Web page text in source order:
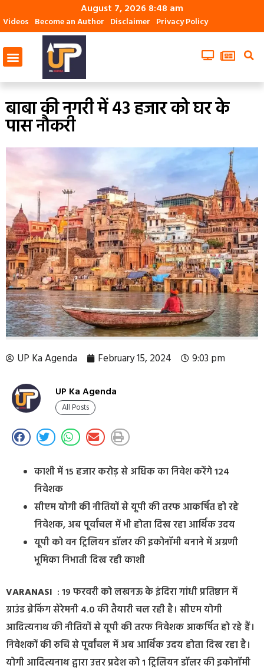
August 7, 2026 8:48 am
Videos Become an Author Disclaimer Privacy Policy
बाबा की नगरी में 43 हजार को घर के
पास नौकरी
UP Ka Agenda February 15, 2024 9:03 pm
UP Ka Agenda
All Posts
काशी में 15 हजार करोड़ से अधिक का निवेश करेंगे 124
निवेशक
सीएम योगी की नीतियों से यूपी की तरफ आकर्षित हो रहे
निवेशक, अब पूर्वांचल में भी होता दिख रहा आर्थिक उदय
यूपी को वन ट्रिलियन डॉलर की इकोनॉमी बनाने में अग्रणी
भूमिका निभाती दिख रही काशी
VARANASI : 19 फरवरी को लखनऊ के इंदिरा गांधी प्रतिष्ठान में
ग्राउंड ब्रेकिंग सेरेमनी 4.0 की तैयारी चल रही है। सीएम योगी
आदित्यनाथ की नीतियों से यूपी की तरफ निवेशक आकर्षित हो रहे हैं।
निवेशकों की रुचि से पूर्वांचल में अब आर्थिक उदय होता दिख रहा है।
योगी आदित्यनाथ द्वारा उत्तर प्रदेश को 1 ट्रिलियन डॉलर की इकोनॉमी